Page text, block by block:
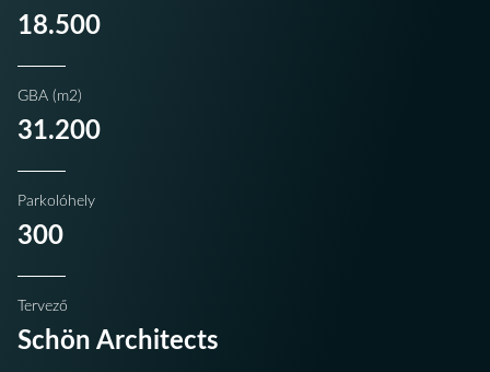
18.500
GBA (m2)
31.200
Parkolóhely
300
Tervező
Schön Architects